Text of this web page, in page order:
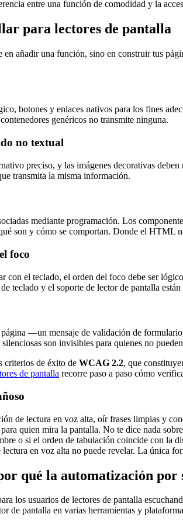
entre una función de comodidad y la
para lectores de pantalla
en añadir una función, sino en construir tus
botones y enlaces nativos para los fines
genéricos no transmite ninguna.
no textual
preciso, y las imágenes decorativas
transmita la misma información.
mediante programación. Los
son y cómo se comportan. Donde el HTML
foco
con el teclado, el orden del foco debe ser
teclado y el soporte de lector de pantalla
—un mensaje de validación de
son invisibles para quienes no
criterios de éxito de WCAG 2.2, que
de pantalla recorre paso a paso cómo
de lectura en voz alta, oír frases limpias y
quien mira la pantalla. No te dice nada
o si el orden de tabulación coincide con la
en voz alta no puede revelar. La única
qué la automatización por
los usuarios de lectores de pantalla
de pantalla en varias herramientas y